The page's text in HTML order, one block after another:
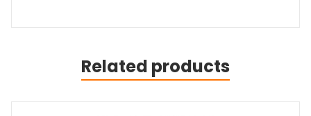
Related products